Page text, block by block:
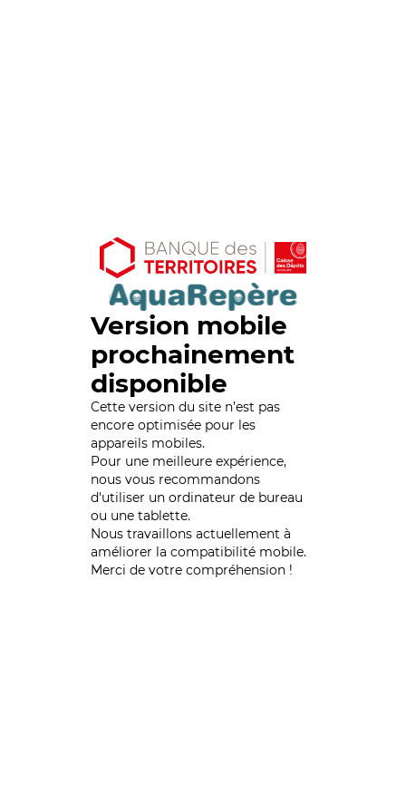
Version mobile
prochainement
disponible
Cette version du site n’est pas
encore optimisée pour les
appareils mobiles.
Pour une meilleure expérience,
nous vous recommandons
d'utiliser un ordinateur de bureau
ou une tablette.
Nous travaillons actuellement à
améliorer la compatibilité mobile.
Merci de votre compréhension !